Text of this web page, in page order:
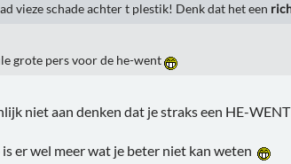
vieze schade achter t plestik! Denk dat het een
grote pers voor de he-went
niet aan denken dat je straks een HE-
is er wel meer wat je beter niet kan weten